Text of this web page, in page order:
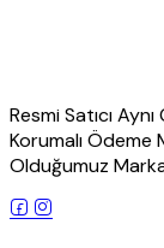
Resmi Satıcı
Korumalı Ödeme
Olduğumuz